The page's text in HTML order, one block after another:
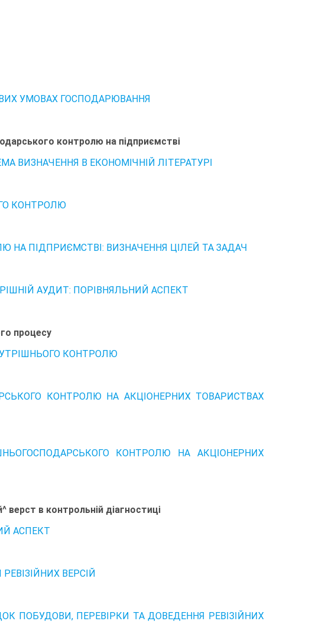
УМОВАХ ГОСПОДАРЮВАННЯ
контролю на підприємстві
ВИЗНАЧЕННЯ В ЕКОНОМІЧНІЙ ЛІТЕРАТУРІ
КОНТРОЛЮ
ПІДПРИЄМСТВІ: ВИЗНАЧЕННЯ ЦІЛЕЙ ТА ЗАДАЧ
АУДИТ: ПОРІВНЯЛЬНИЙ АСПЕКТ
процесу
КОНТРОЛЮ
КОНТРОЛЮ НА АКЦІОНЕРНИХ ТОВАРИСТВАХ
КОНТРОЛЮ НА АКЦІОНЕРНИХ
верст в контрольній діагностиці
АСПЕКТ
ВЕРСІЙ
ПОБУДОВИ, ПЕРЕВІРКИ ТА ДОВЕДЕННЯ РЕВІЗІЙНИХ